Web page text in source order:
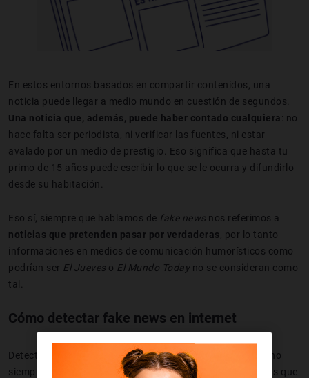
En estos entornos basados en compartir contenidos, una
noticia puede llegar a medio mundo en cuestión de segundos.
Una noticia que, además, puede haber contado cualquiera: no
hace falta ser periodista, ni verificar las fuentes, ni estar
avalado por un medio de prestigio. Eso significa que hasta tu
primo de 15 años puede escribir lo que se le ocurra y difundirlo
desde su habitación.
Eso sí, siempre que hablamos de fake news nos referimos a
noticias que pretenden pasar por verdaderas , por lo tanto
informaciones en medios de comunicación humorísticos como
podrían ser El Jueves o El Mundo Todayno se consideran como
tal.
Cómo detectar fake news en internet
Detectar si una noticia es o no unafake news
en internet no
siempre es fácil, ya que hay informaciones muy elaboradas que